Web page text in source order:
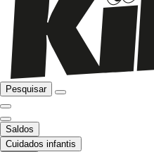
Pesquisar
Saldos
Cuidados infantis